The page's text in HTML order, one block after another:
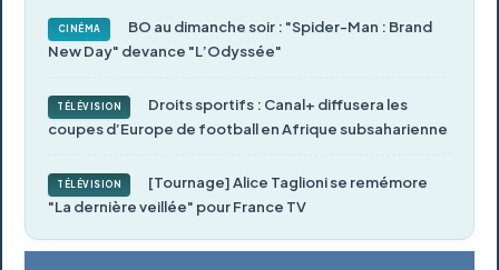
CINÉMA
BO au dimanche soir : "Spider-Man : Brand
New Day" devance "L’Odyssée"
TÉLÉVISION
Droits sportifs : Canal+ diffusera les
coupes d’Europe de football en Afrique subsaharienne
TÉLÉVISION
[Tournage] Alice Taglioni se remémore
"La dernière veillée" pour France TV